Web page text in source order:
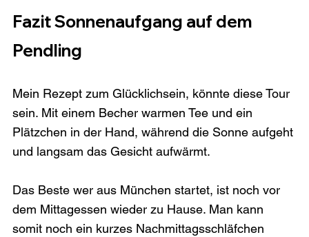
Fazit Sonnenaufgang auf dem
Pendling
Mein Rezept zum Glücklichsein, könnte diese Tour
sein. Mit einem Becher warmen Tee und ein
Plätzchen in der Hand, während die Sonne aufgeht
und langsam das Gesicht aufwärmt.
Das Beste wer aus München startet, ist noch vor
dem Mittagessen wieder zu Hause. Man kann
somit noch ein kurzes Nachmittagsschläfchen